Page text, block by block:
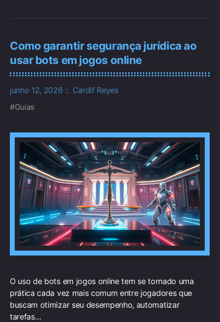
Como garantir segurança jurídica ao
usar bots em jogos online
junho 12, 2026
Cardif Reyes
Guias
O uso de bots em jogos online tem se tornado uma
prática cada vez mais comum entre jogadores que
buscam otimizar seu desempenho, automatizar
tarefas…